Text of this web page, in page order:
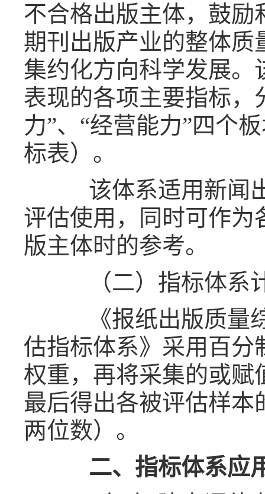
不合格出版主体，鼓
期刊出版产业的整体
集约化方向科学发展
表现的各项主要指标，
力”、“经营能力”四个
标表）。
该体系适用新闻出
评估使用，同时可作
版主体时的参考。
（二）指标体系
《报纸出版质量综
估指标体系》采用百分
权重，再将采集的或
最后得出各被评估样
两位数）。
二、指标体系应